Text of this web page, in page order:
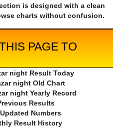
is designed with a clean
charts without confusion.
PAGE TO
night Result Today
night Old Chart
night Yearly Record
Results
Numbers
Result History